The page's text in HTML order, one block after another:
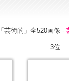
「芸術的」全520画像 -
3位